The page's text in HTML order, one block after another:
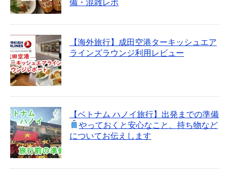
備・混雑レポ
【海外旅行】成田空港ターキッシュエア
ラインズラウンジ利用レビュー
【ベトナム ハノイ旅行】出発までの準備
やっておくと安心なこと、持ち物など
についてお伝えします